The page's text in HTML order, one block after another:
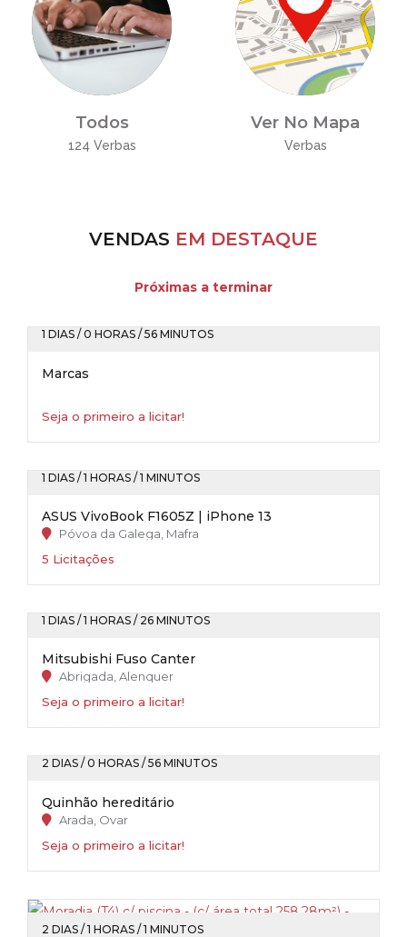
Todos
124 Verbas
Ver No Mapa
Verbas
VENDAS EM DESTAQUE
Próximas a terminar
1 DIAS / 0 HORAS / 56 MINUTOS
Marcas
Seja o primeiro a licitar!
1 DIAS / 1 HORAS / 1 MINUTOS
ASUS VivoBook F1605Z | iPhone 13
Póvoa da Galega, Mafra
5 Licitações
1 DIAS / 1 HORAS / 26 MINUTOS
Mitsubishi Fuso Canter
Abrigada, Alenquer
Seja o primeiro a licitar!
2 DIAS / 0 HORAS / 56 MINUTOS
Quinhão hereditário
Arada, Ovar
Seja o primeiro a licitar!
2 DIAS / 1 HORAS / 1 MINUTOS